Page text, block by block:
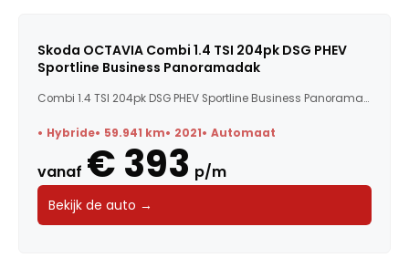
Skoda OCTAVIA Combi 1.4 TSI 204pk DSG PHEV
Sportline Business Panoramadak
Combi 1.4 TSI 204pk DSG PHEV Sportline Business Panoramad...
Hybride 59.941 km 2021 Automaat
vanaf € 393 p/m
Bekijk de auto →